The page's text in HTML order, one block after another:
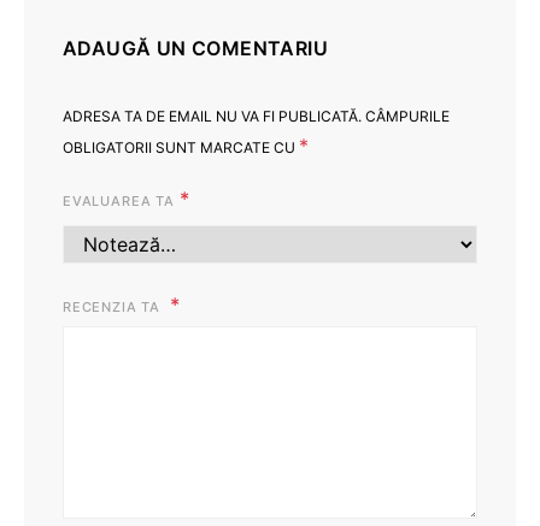
ADAUGĂ UN COMENTARIU
ADRESA TA DE EMAIL NU VA FI PUBLICATĂ. CÂMPURILE
OBLIGATORII SUNT MARCATE CU *
EVALUAREA TA *
RECENZIA TA